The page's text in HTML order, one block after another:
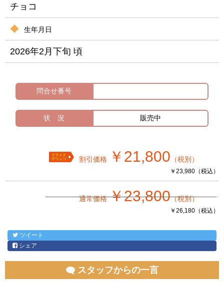
チョコ
生年月日
2026年2月下旬 頃
問合せ番号
状 況 販売中
割引価格 ￥21,800 （税別）
￥23,980（税込）
通常価格￥23,800（税別）
￥26,180（税込）
ツイート
シェア
スタッフからの一言